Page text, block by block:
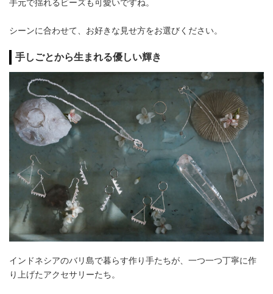
手元で揺れるビーズも可愛いですね。
シーンに合わせて、お好きな見せ方をお選びください。
手しごとから生まれる優しい輝き
インドネシアのバリ島で暮らす作り手たちが、一つ一つ丁寧に作
り上げたアクセサリーたち。